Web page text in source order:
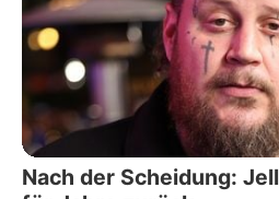
Nach der Scheidung: